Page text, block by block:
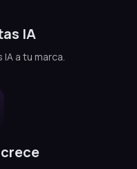
IA
a tu marca.